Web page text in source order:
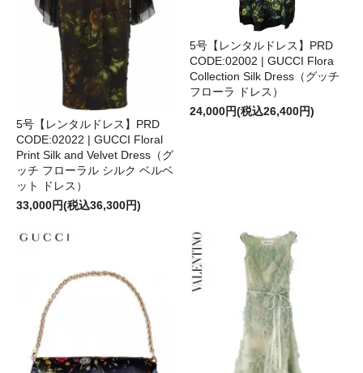
5号【レンタルドレス】PRD
CODE:02022 | GUCCI Floral
Print Silk and Velvet Dress（グ
ッチ フローラル シルク ベルベ
ット ドレス）
33,000円(税込36,300円)
5号【レンタルドレス】PRD
CODE:02002 | GUCCI Flora
Collection Silk Dress（グッチ
フローラ ドレス）
24,000円(税込26,400円)